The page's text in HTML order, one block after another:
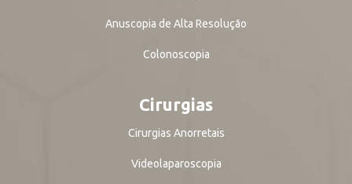
Anuscopia de Alta Resolução
Colonoscopia
Cirurgias
Cirurgias Anorretais
Videolaparoscopia